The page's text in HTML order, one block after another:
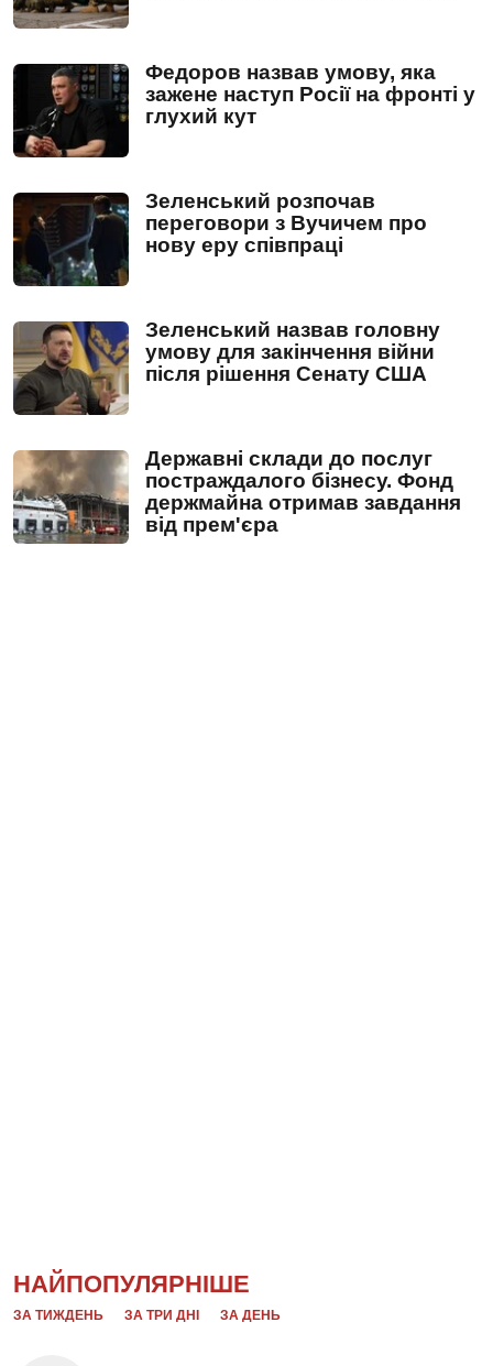
Федоров назвав умову, яка
зажене наступ Росії на фронті у
глухий кут
Зеленський розпочав
переговори з Вучичем про
нову еру співпраці
Зеленський назвав головну
умову для закінчення війни
після рішення Сенату США
Державні склади до послуг
постраждалого бізнесу. Фонд
держмайна отримав завдання
від прем'єра
НАЙПОПУЛЯРНІШЕ
ЗА ТИЖДЕНЬ ЗА ТРИ ДНІ ЗА ДЕНЬ